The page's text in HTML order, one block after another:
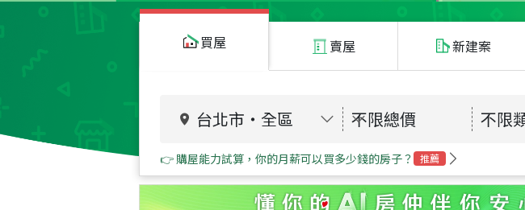
買屋 賣屋 新建案
台北市 ・ 全區 不限總價 不限
👉 購屋能力試算，你的月薪可以買多少錢的房子？ 推薦